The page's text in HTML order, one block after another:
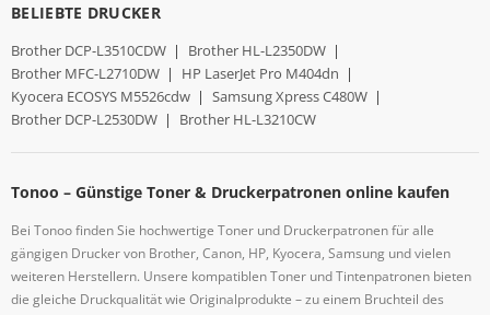
BELIEBTE DRUCKER
Brother DCP-L3510CDW | Brother HL-L2350DW |
Brother MFC-L2710DW | HP LaserJet Pro M404dn |
Kyocera ECOSYS M5526cdw | Samsung Xpress C480W |
Brother DCP-L2530DW | Brother HL-L3210CW
Tonoo – Günstige Toner & Druckerpatronen online kaufen
Bei Tonoo finden Sie hochwertige Toner und Druckerpatronen für alle
gängigen Drucker von Brother, Canon, HP, Kyocera, Samsung und vielen
weiteren Herstellern. Unsere kompatiblen Toner und Tintenpatronen bieten
die gleiche Druckqualität wie Originalprodukte – zu einem Bruchteil des